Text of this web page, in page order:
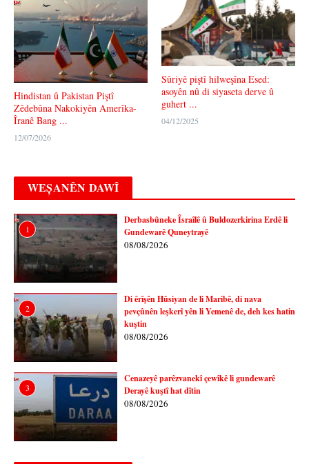
Hindistan û Pakistan Piştî
Zêdebûna Nakokiyên Amerîka-
Îranê Bang ...
12/07/2026
Sûriyê piştî hilweşîna Esed:
asoyên nû di siyaseta derve û
guhert ...
04/12/2025
WEȘANÊN DAWÎ
1
Derbasbûneke Îsraîlê û Buldozerkirina Erdê li
Gundewarê Quneytrayê
08/08/2026
2
Di êrîşên Hûsiyan de li Maribê, di nava
pevçûnên leşkerî yên li Yemenê de, deh kes hatin
kuştin
08/08/2026
3
Cenazeyê parêzvanekî çewîkê li gundewarê
Derayê kuştî hat dîtin
08/08/2026